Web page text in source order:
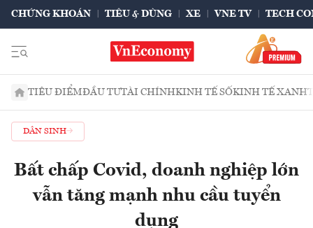
CHỨNG KHOÁN TIÊU & DÙNG XE VNE TV TECH
TIÊU ĐIỂMĐẦU TƯTÀI CHÍNHKINH TẾ SỐKINH TẾ XANH
DÂN SINH
Bất chấp Covid, doanh nghiệp lớn
vẫn tăng mạnh nhu cầu tuyển
dụng